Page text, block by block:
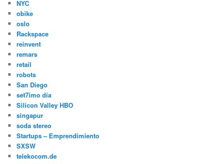
NYC
obike
oslo
Rackspace
reinvent
remars
retail
robots
San Diego
set7imo día
Silicon Valley HBO
singapur
soda stereo
Startups – Emprendimiento
SXSW
telekocom.de